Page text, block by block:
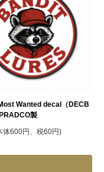
Wanted decal（DECB
製
体600円、税60円)